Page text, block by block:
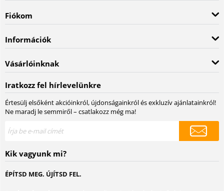
Fiókom
Információk
Vásárlóinknak
Iratkozz fel hírlevelünkre
Értesülj elsőként akcióinkról, újdonságainkról és exkluzív ajánlatainkról!
Ne maradj le semmiről – csatlakozz még ma!
Kik vagyunk mi?
ÉPÍTSD MEG. ÚJÍTSD FEL.